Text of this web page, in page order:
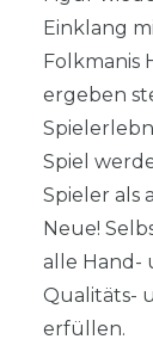
Einklang
Folkmanis
ergeben
Spiel
Spieler als
Neue!
alle Hand-
Qualitäts-
erfüllen.